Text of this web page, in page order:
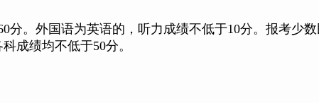
分。外国语为英语的，听力成绩不低于10分。报考少
成绩均不低于50分。